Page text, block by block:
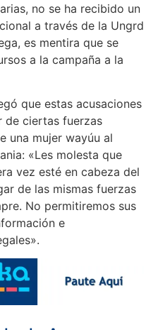
no se ha recibido un
a través de la Ungrd
es mentira que se
a la campaña a la
que estas acusaciones
de ciertas fuerzas
una mujer wayúu al
«Les molesta que
vez esté en cabeza del
de las mismas fuerzas
No permitiremos sus
e